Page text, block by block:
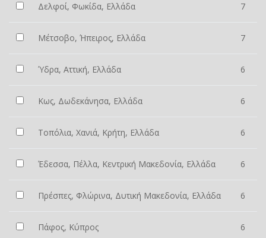
Δελφοί, Φωκίδα, Ελλάδα 7
Μέτσοβο, Ήπειρος, Ελλάδα 7
Ύδρα, Αττική, Ελλάδα 6
Κως, Δωδεκάνησα, Ελλάδα 6
Τοπόλια, Χανιά, Κρήτη, Ελλάδα 6
Έδεσσα, Πέλλα, Κεντρική Μακεδονία, Ελλάδα 6
Πρέσπες, Φλώρινα, Δυτική Μακεδονία, Ελλάδα 6
Πάφος, Κύπρος 6